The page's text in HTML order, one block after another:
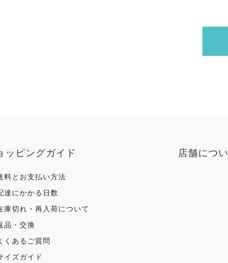
ッピングガイド
料とお支払い方法
達にかかる日数
庫切れ・再入荷について
品・交換
くあるご質問
イズガイド
店舗につ